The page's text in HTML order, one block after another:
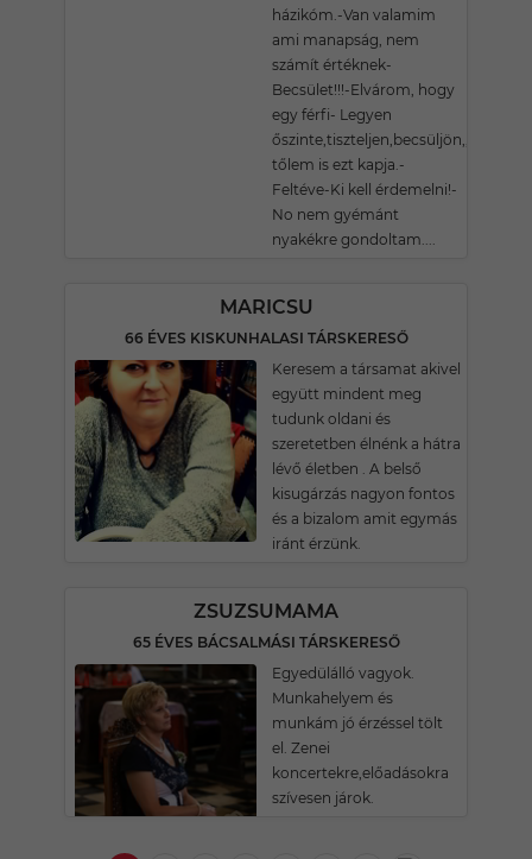
házikóm.-Van valamim
ami manapság, nem
számít értéknek-
Becsület!!!-Elvárom, hogy
egy férfi- Legyen
őszinte,tiszteljen,becsüljön,,,mert
tőlem is ezt kapja.-
Feltéve-Ki kell érdemelni!-
No nem gyémánt
nyakékre gondoltam....
MARICSU
66 ÉVES KISKUNHALASI TÁRSKERESŐ
Keresem a társamat akivel
együtt mindent meg
tudunk oldani és
szeretetben élnénk a hátra
lévő életben . A belső
kisugárzás nagyon fontos
és a bizalom amit egymás
iránt érzünk.
ZSUZSUMAMA
65 ÉVES BÁCSALMÁSI TÁRSKERESŐ
Egyedülálló vagyok.
Munkahelyem és
munkám jó érzéssel tölt
el. Zenei
koncertekre,előadásokra
szívesen járok.